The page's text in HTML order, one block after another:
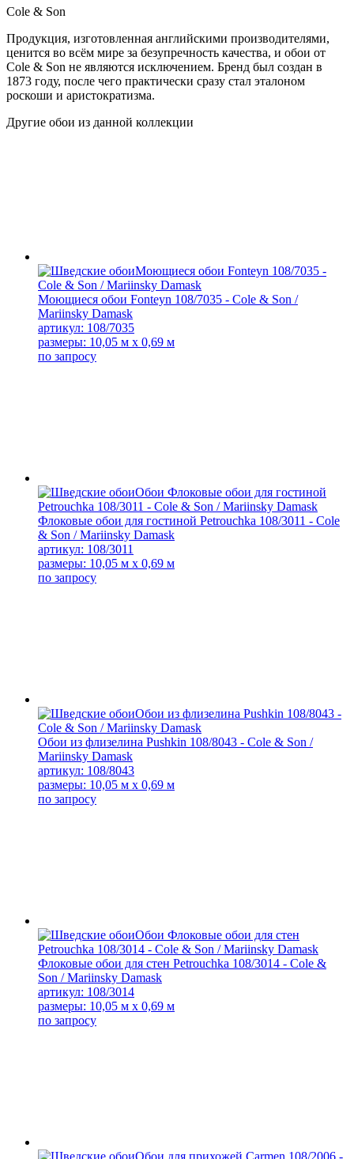
Cole & Son
Продукция, изготовленная английскими производителями,
ценится во всём мире за безупречность качества, и обои от
Cole & Son не являются исключением. Бренд был создан в
1873 году, после чего практически сразу стал эталоном
роскоши и аристократизма.
Другие обои из данной коллекции
Моющиеся обои Fonteyn 108/7035 - Cole & Son /
Mariinsky Damask
артикул: 108/7035
размеры: 10,05 м x 0,69 м
по запросу
Флоковые обои для гостиной Petrouchka 108/3011 - Cole
& Son / Mariinsky Damask
артикул: 108/3011
размеры: 10,05 м x 0,69 м
по запросу
Обои из флизелина Pushkin 108/8043 - Cole & Son /
Mariinsky Damask
артикул: 108/8043
размеры: 10,05 м x 0,69 м
по запросу
Флоковые обои для стен Petrouchka 108/3014 - Cole &
Son / Mariinsky Damask
артикул: 108/3014
размеры: 10,05 м x 0,69 м
по запросу